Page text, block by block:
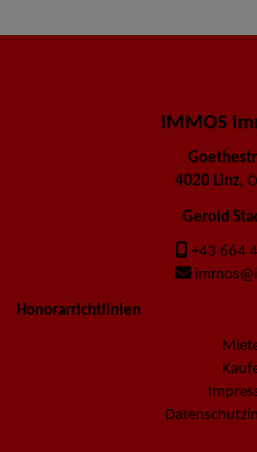
IMMOS
4020 Linz,
Gerold
+43 664
Honorarrichtlinien